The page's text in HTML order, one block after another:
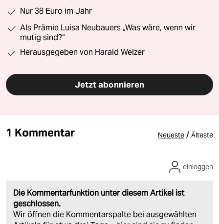
Nur 38 Euro im Jahr
Als Prämie Luisa Neubauers „Was wäre, wenn wir
mutig sind?“
Herausgegeben von Harald Welzer
Jetzt abonnieren
1 Kommentar Neueste / Älteste
Die Kommentarfunktion unter diesem Artikel ist
geschlossen.
Wir öffnen die Kommentarspalte bei ausgewählten
einloggen